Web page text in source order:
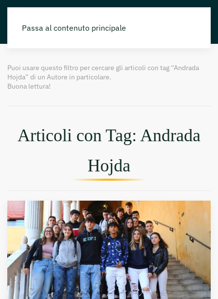
Passa al contenuto principale
Puoi usare questo filtro per cercare gli articoli con tag “Andrada
Hojda” di un Autore in particolare.
Buona lettura!
Articoli con Tag: Andrada
Hojda